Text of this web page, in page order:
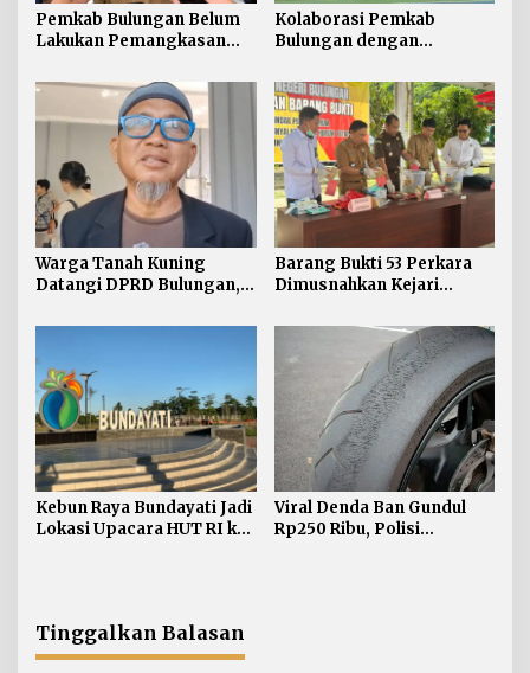
Pemkab Bulungan Belum
Lakukan Pemangkasan
Ada Arahan Pusat
Kolaborasi Pemkab
Bulungan dengan
Desa/Kelurahan Satu
Sarjana
Warga Tanah Kuning
Datangi DPRD Bulungan,
Persen segera
Barang Bukti 53 Perkara
Dimusnahkan Kejari
Didominasi Kasus Sabu
Kebun Raya Bundayati Jadi
Lokasi Upacara HUT RI ke-
Viral Denda Ban Gundul
Rp250 Ribu, Polisi
Tinggalkan Balasan